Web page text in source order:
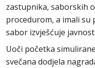
zastupnika, saborskih
procedurom, a imali
sabor izvješćuje
Uoči početka
svečana dodjela